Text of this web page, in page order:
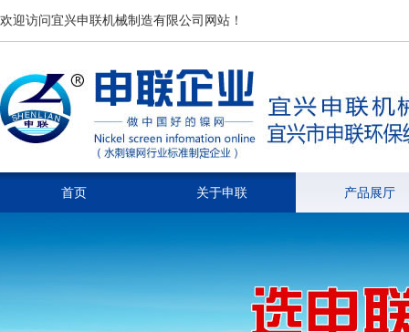
欢迎访问宜兴申联机械制造有限公司网站！
首页 关于申联 产品展厅